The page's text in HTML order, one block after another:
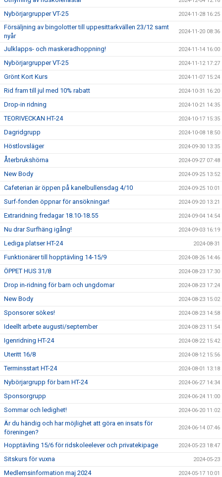
Nybörjargrupper VT-25 2024-11-28 16:25
Försäljning av bingolotter till uppesittarkvällen 23/12 samt
nyår
2024-11-20 08:36
Julklapps- och maskeradhoppning! 2024-11-14 16:00
Nybörjargrupper VT-25 2024-11-12 17:27
Grönt Kort Kurs 2024-11-07 15:24
Rid fram till jul med 10% rabatt 2024-10-31 16:20
Drop-in ridning 2024-10-21 14:35
TEORIVECKAN HT-24 2024-10-17 15:35
Dagridgrupp 2024-10-08 18:50
Höstlovsläger 2024-09-30 13:35
Återbrukshörna 2024-09-27 07:48
New Body 2024-09-25 13:52
Cafeterian är öppen på kanelbullensdag 4/10 2024-09-25 10:01
Surf-fonden öppnar för ansökningar! 2024-09-20 13:21
Extraridning fredagar 18.10-18.55 2024-09-04 14:54
Nu drar Surfhäng igång! 2024-09-03 16:19
Lediga platser HT-24 2024-08-31
Funktionärer till hopptävling 14-15/9 2024-08-26 14:46
ÖPPET HUS 31/8 2024-08-23 17:30
Drop in-ridning för barn och ungdomar 2024-08-23 17:24
New Body 2024-08-23 15:02
Sponsorer sökes! 2024-08-23 14:58
Ideellt arbete augusti/september 2024-08-23 11:54
Igenridning HT-24 2024-08-22 15:42
Uteritt 16/8 2024-08-12 15:56
Terminsstart HT-24 2024-08-01 13:18
Nybörjargrupp för barn HT-24 2024-06-27 14:34
Sponsorgrupp 2024-06-24 11:00
Sommar och ledighet! 2024-06-20 11:02
Är du händig och har möjlighet att göra en insats för
föreningen?
2024-06-14 07:46
Hopptävling 15/6 för ridskoleelever och privatekipage 2024-05-23 18:47
Sitskurs för vuxna 2024-05-23
Medlemsinformation maj 2024 2024-05-17 10:01